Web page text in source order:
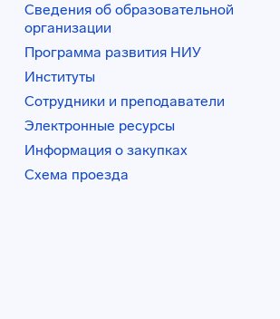
Сведения об образовательной
организации
Программа развития НИУ
Институты
Сотрудники и преподаватели
Электронные ресурсы
Информация о закупках
Схема проезда